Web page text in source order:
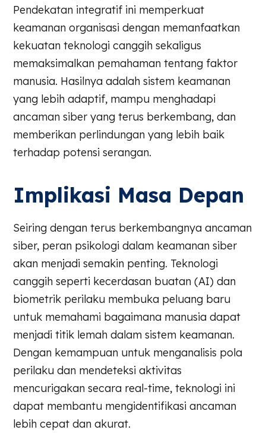
Pendekatan integratif ini memperkuat
keamanan organisasi dengan memanfaatkan
kekuatan teknologi canggih sekaligus
memaksimalkan pemahaman tentang faktor
manusia. Hasilnya adalah sistem keamanan
yang lebih adaptif, mampu menghadapi
ancaman siber yang terus berkembang, dan
memberikan perlindungan yang lebih baik
terhadap potensi serangan.
Implikasi Masa Depan
Seiring dengan terus berkembangnya ancaman
siber, peran psikologi dalam keamanan siber
akan menjadi semakin penting. Teknologi
canggih seperti kecerdasan buatan (AI) dan
biometrik perilaku membuka peluang baru
untuk memahami bagaimana manusia dapat
menjadi titik lemah dalam sistem keamanan.
Dengan kemampuan untuk menganalisis pola
perilaku dan mendeteksi aktivitas
mencurigakan secara real-time, teknologi ini
dapat membantu mengidentifikasi ancaman
lebih cepat dan akurat.